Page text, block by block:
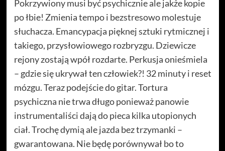
Pokrzywiony musi być psychicznie ale jakże kopie
po łbie! Zmienia tempo i bezstresowo molestuje
słuchacza. Emancypacja pięknej sztuki rytmicznej i
takiego, przysłowiowego rozbryzgu. Dziewicze
rejony zostają wpół rozdarte. Perkusja onieśmiela
– gdzie się ukrywał ten człowiek?! 32 minuty i reset
mózgu. Teraz podejście do gitar. Tortura
psychiczna nie trwa długo ponieważ panowie
instrumentaliści dają do pieca kilka utopionych
ciał. Trochę dymią ale jazda bez trzymanki –
gwarantowana. Nie będę porównywał bo to